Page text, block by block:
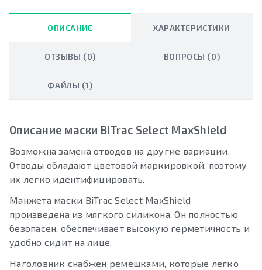
ОПИСАНИЕ ХАРАКТЕРИСТИКИ
ОТЗЫВЫ (0) ВОПРОСЫ (0)
ФАЙЛЫ (1)
Описание маски BiTrac Select MaxShield
Возможна замена отводов на другие вариации.
Отводы обладают цветовой маркировкой, поэтому
их легко идентифицировать.
Манжета маски BiTrac Select MaxShield
произведена из мягкого силикона. Он полностью
безопасен, обеспечивает высокую герметичность и
удобно сидит на лице.
Наголовник снабжен ремешками, которые легко